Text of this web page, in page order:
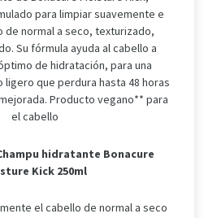
para limpiar suavemente e
de normal a seco, texturizado,
Su fórmula ayuda al cabello a
de hidratación, para una
ligero que perdura hasta 48 horas
Producto vegano** para
el cabello
hidratante Bonacure
Kick 250ml
el cabello de normal a seco